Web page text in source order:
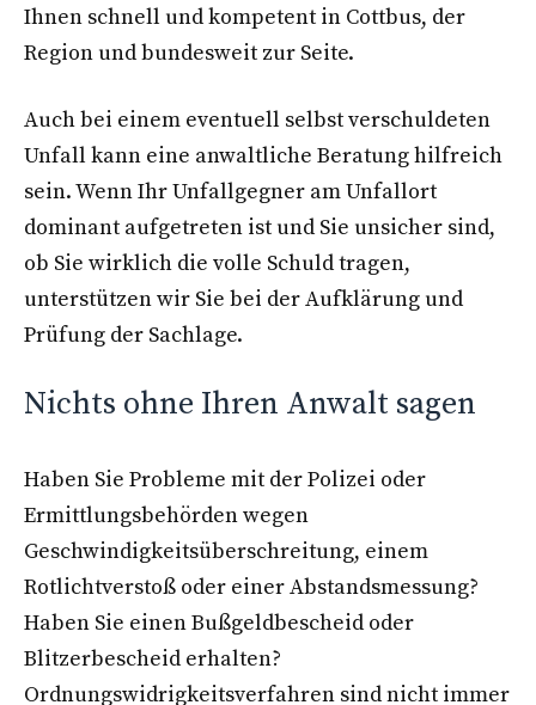
Ihnen schnell und kompetent in Cottbus, der
Region und bundesweit zur Seite.
Auch bei einem eventuell selbst verschuldeten
Unfall kann eine anwaltliche Beratung hilfreich
sein. Wenn Ihr Unfallgegner am Unfallort
dominant aufgetreten ist und Sie unsicher sind,
ob Sie wirklich die volle Schuld tragen,
unterstützen wir Sie bei der Aufklärung und
Prüfung der Sachlage.
Nichts ohne Ihren Anwalt sagen
Haben Sie Probleme mit der Polizei oder
Ermittlungsbehörden wegen
Geschwindigkeitsüberschreitung, einem
Rotlichtverstoß oder einer Abstandsmessung?
Haben Sie einen Bußgeldbescheid oder
Blitzerbescheid erhalten?
Ordnungswidrigkeitsverfahren sind nicht immer